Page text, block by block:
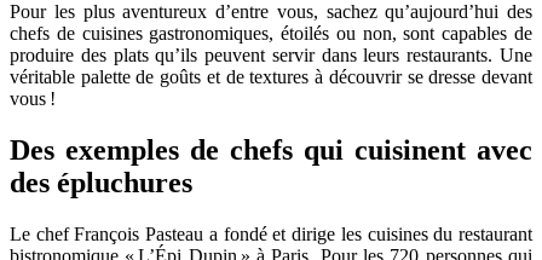
Pour les plus aventureux d’entre vous, sachez qu’aujourd’hui des
chefs de cuisines gastronomiques, étoilés ou non, sont capables de
produire des plats qu’ils peuvent servir dans leurs restaurants. Une
véritable palette de goûts et de textures à découvrir se dresse devant
vous !
Des exemples de chefs qui cuisinent avec
des épluchures
Le chef François Pasteau a fondé et dirige les cuisines du restaurant
bistronomique « L’Épi Dupin » à Paris. Pour les 720 personnes qui